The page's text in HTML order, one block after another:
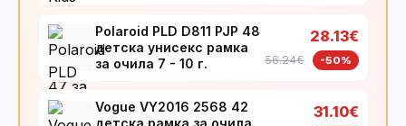
Polaroid PLD D811 PJP 48
детска унисекс рамка
за очила 7 - 10 г.
28.13€
56.24€ -50%
Vogue VY2016 2568 42
детска рамка за очила
31.10€